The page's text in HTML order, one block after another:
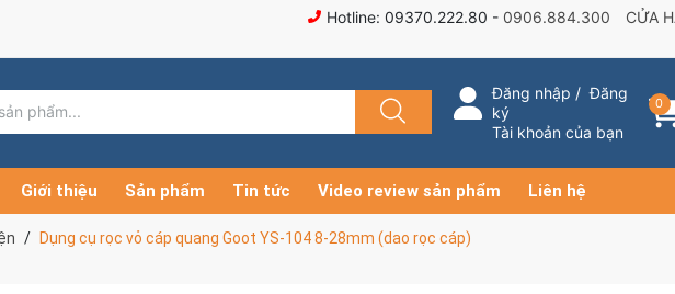
Hotline: 09370.222.80 - 0906.884.300
CỬA
Đăng nhập /Đăng
ký
Tài khoản của bạn
0
Giới thiệu Sản phẩm Tin tức Video review sản phẩm Liên hệ
Dụng cụ rọc vỏ cáp quang Goot YS-104 8-28mm (dao rọc cáp)